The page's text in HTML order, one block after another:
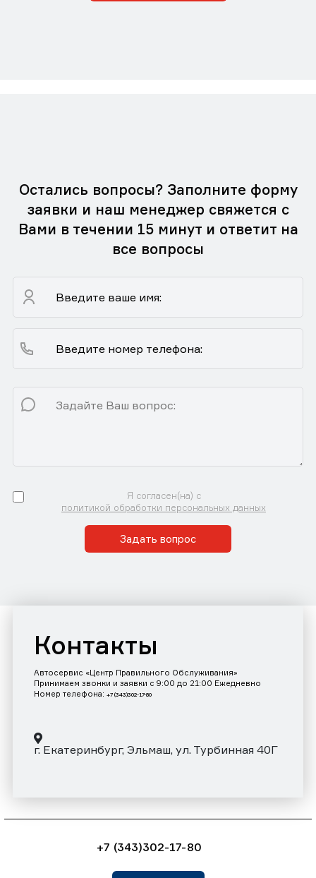
Остались вопросы? Заполните форму
заявки и наш менеджер свяжется с
Вами в течении 15 минут и ответит на
все вопросы
Я согласен(на) с
политикой обработки персональных данных
Задать вопрос
Контакты
Автосервис «Центр Правильного Обслуживания»
Принимаем звонки и заявки с 9:00 до 21:00 Ежедневно
Номер телефона: +7 (343)302-17-80
г. Екатеринбург, Эльмаш, ул. Турбинная 40Г
+7 (343)302-17-80